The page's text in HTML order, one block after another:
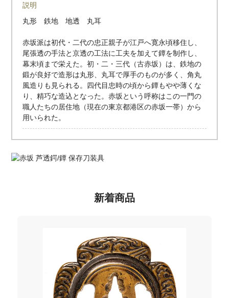
説明
丸形 鉄地 地透 丸耳
赤坂派は初代・二代の忠正親子が江戸へ寛永頃移住し、
尾張透の手法と京透の工法に工夫を加えて鐔を制作し、
幕末頃まで栄えた。初・二・三代（古赤坂）は、鉄地の
鍛が良好で造形は丸形、丸耳で厚手のものが多く、角丸
風造りも見られる。四代目忠時の頃から鐔もやや薄くな
り、精巧な造込となった。赤坂という呼称はこの一門の
職人たちの居住地（現在の東京都港区の赤坂一帯）から
用いられた。
新着商品